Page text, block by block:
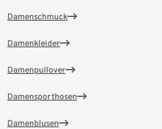
Damenschmuck
Damenkleider
Damenpullover
Damensporthosen
Damenblusen